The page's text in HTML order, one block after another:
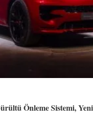
Önleme Sistemi,